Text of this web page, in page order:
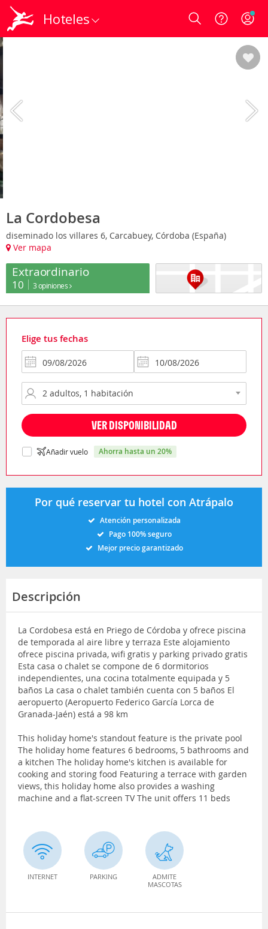
Hoteles Login
La Cordobesa
diseminado los villares 6, Carcabuey, Córdoba (España)
Ver mapa
Extraordinario
10 3 opiniones
Elige tus fechas
VER DISPONIBILIDAD
Añadir vuelo ahorra hasta un 20%
Por qué reservar tu hotel con Atrápalo
Atención personalizada
Pago 100% seguro
Mejor precio garantizado
Descripción
La Cordobesa está en Priego de Córdoba y ofrece piscina
de temporada al aire libre y terraza Este alojamiento
ofrece piscina privada, wifi gratis y parking privado gratis
Esta casa o chalet se compone de 6 dormitorios
independientes, una cocina totalmente equipada y 5
baños La casa o chalet también cuenta con 5 baños El
aeropuerto (Aeropuerto Federico García Lorca de
Granada-Jaén) está a 98 km
This holiday home's standout feature is the private pool
The holiday home features 6 bedrooms, 5 bathrooms and
a kitchen The holiday home's kitchen is available for
cooking and storing food Featuring a terrace with garden
views, this holiday home also provides a washing
machine and a flat-screen TV The unit offers 11 beds
INTERNET PARKING
ADMITE
MASCOTAS